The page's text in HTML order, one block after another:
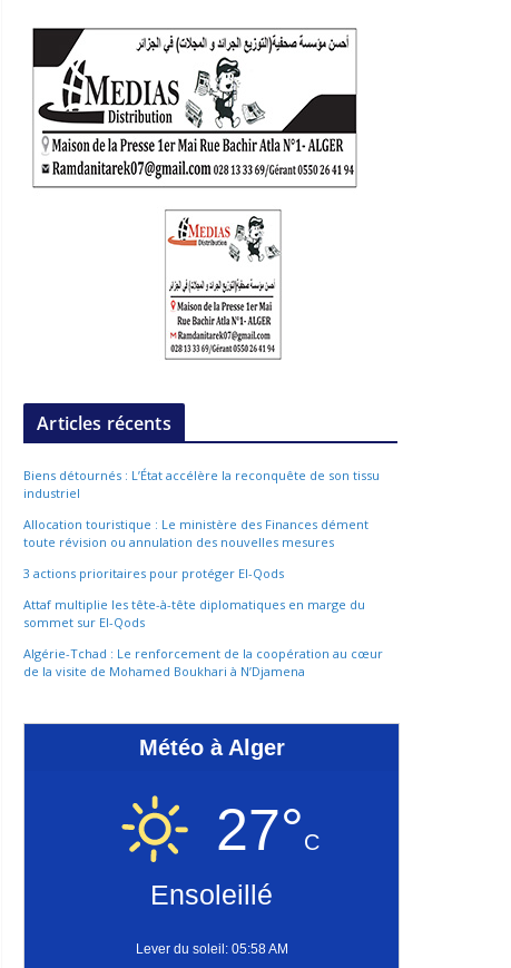
Articles récents
Biens détournés : L’État accélère la reconquête de son tissu
industriel
Allocation touristique : Le ministère des Finances dément
toute révision ou annulation des nouvelles mesures
3 actions prioritaires pour protéger El-Qods
Attaf multiplie les tête-à-tête diplomatiques en marge du
sommet sur El-Qods
Algérie-Tchad : Le renforcement de la coopération au cœur
de la visite de Mohamed Boukhari à N’Djamena
Météo à Alger
27°C
Ensoleillé
Lever du soleil: 05:58 AM